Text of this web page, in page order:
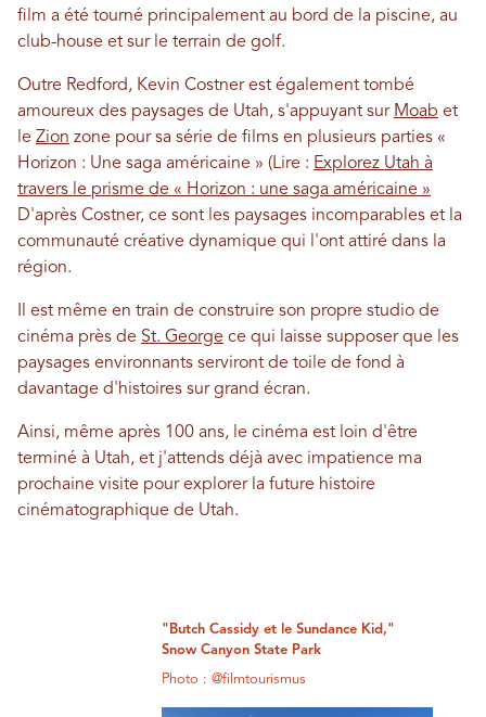
film a été tourné principalement au bord de la piscine, au
club-house et sur le terrain de golf.
Outre Redford, Kevin Costner est également tombé
amoureux des paysages de Utah, s'appuyant sur Moab et
le Zion zone pour sa série de films en plusieurs parties «
Horizon : Une saga américaine » (Lire : Explorez Utah à
travers le prisme de « Horizon : une saga américaine »
D'après Costner, ce sont les paysages incomparables et la
communauté créative dynamique qui l'ont attiré dans la
région.
Il est même en train de construire son propre studio de
cinéma près de St. George ce qui laisse supposer que les
paysages environnants serviront de toile de fond à
davantage d'histoires sur grand écran.
Ainsi, même après 100 ans, le cinéma est loin d'être
terminé à Utah, et j'attends déjà avec impatience ma
prochaine visite pour explorer la future histoire
cinématographique de Utah.
"Butch Cassidy et le Sundance Kid,"
Snow Canyon State Park
Photo : @filmtourismus